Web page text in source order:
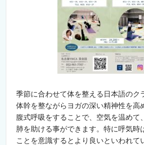
季節に合わせて体を整える日本語のク
体幹を整ながらヨガの深い精神性を高
腹式呼吸をすることで、空気を温めて
肺を助ける事ができます。特に呼気時
ことを意識するとより良いといわれて